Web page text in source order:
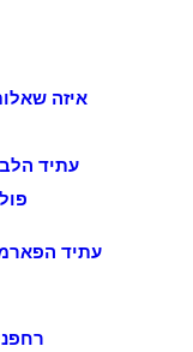
איזה
עתיד
עתיד